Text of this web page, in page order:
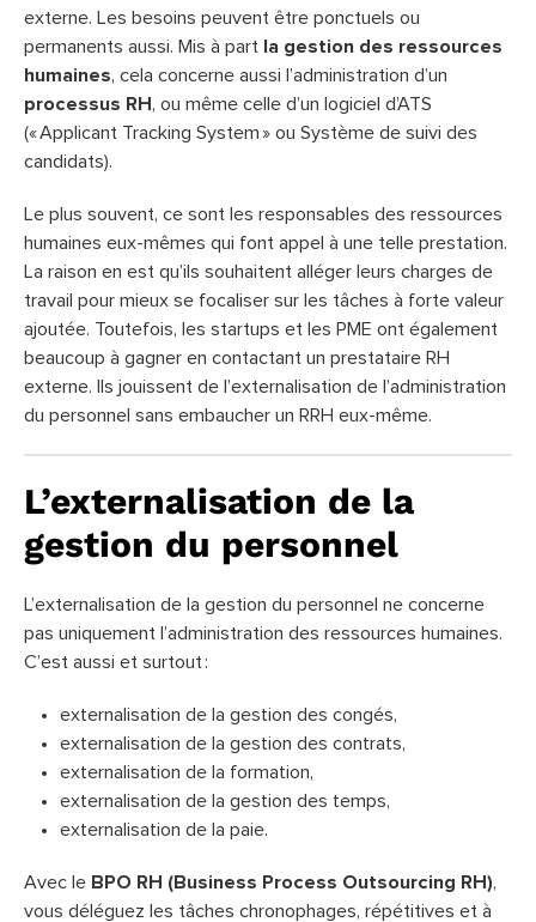
externe. Les besoins peuvent être ponctuels ou
permanents aussi. Mis à part
la gestion des ressources
humaines, cela concerne aussi l’administration d’un
processus RH , ou même celle d’un logiciel d’ATS
(« Applicant Tracking System » ou Système de suivi des
candidats).
Le plus souvent, ce sont les responsables des ressources
humaines eux-mêmes qui font appel à une telle prestation.
La raison en est qu’ils souhaitent alléger leurs charges de
travail pour mieux se focaliser sur les tâches à forte valeur
ajoutée. Toutefois, les startups et les PME ont également
beaucoup à gagner en contactant un prestataire RH
externe. Ils jouissent de l’externalisation de l’administration
du personnel sans embaucher un RRH eux-même.
L’externalisation de la
gestion du personnel
L’externalisation de la gestion du personnel ne concerne
pas uniquement l’administration des ressources humaines.
C’est aussi et surtout :
externalisation de la gestion des congés,
externalisation de la gestion des contrats,
externalisation de la formation,
externalisation de la gestion des temps,
externalisation de la paie.
Avec le BPO RH (Business Process Outsourcing RH),
vous déléguez les tâches chronophages, répétitives et à